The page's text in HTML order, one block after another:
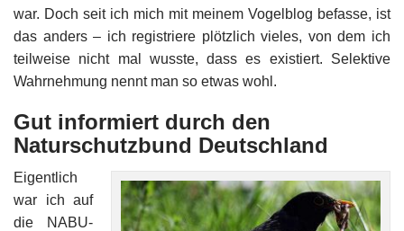
war. Doch seit ich mich mit meinem Vogelblog befasse, ist
das anders – ich registriere plötzlich vieles, von dem ich
teilweise nicht mal wusste, dass es existiert. Selektive
Wahrnehmung nennt man so etwas wohl.
Gut informiert durch den
Naturschutzbund Deutschland
Eigentlich
war ich auf
die NABU-